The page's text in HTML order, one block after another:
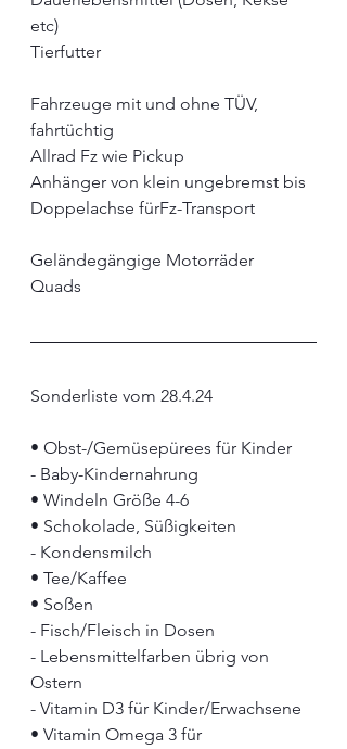
etc)
Tierfutter
Fahrzeuge mit und ohne TÜV,
fahrtüchtig
Allrad Fz wie Pickup
Anhänger von klein ungebremst bis
Doppelachse fürFz-Transport
Geländegängige Motorräder
Quads
Sonderliste vom 28.4.24
•⁠ ⁠Obst-/Gemüsepürees für Kinder
- Baby-Kindernahrung
•⁠ ⁠Windeln Größe 4-6
•⁠ ⁠Schokolade, Süßigkeiten
- Kondensmilch
•⁠ ⁠Tee/Kaffee
•⁠ ⁠Soßen
- Fisch/Fleisch in Dosen
- Lebensmittelfarben übrig von
Ostern
- Vitamin D3 für Kinder/Erwachsene
•⁠ ⁠Vitamin Omega 3 für